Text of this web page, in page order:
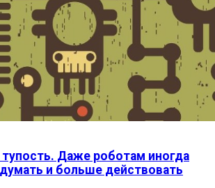
тупость. Даже роботам иногда
и больше действовать